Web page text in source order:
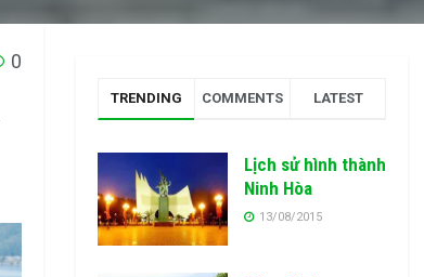
0
TRENDING COMMENTS LATEST
Lịch sử hình thành
Ninh Hòa
13/08/2015